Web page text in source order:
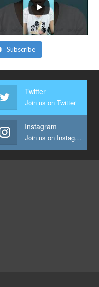
Subscribe
Twitter
Join us on Twitter
Instagram
Join us on Instagram